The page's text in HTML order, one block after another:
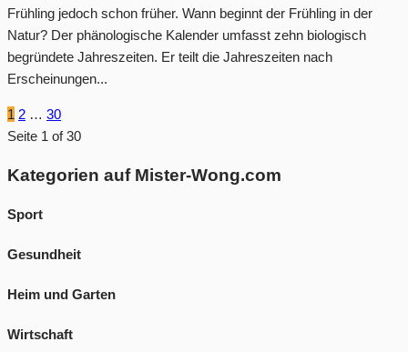
Frühling jedoch schon früher. Wann beginnt der Frühling in der
Natur? Der phänologische Kalender umfasst zehn biologisch
begründete Jahreszeiten. Er teilt die Jahreszeiten nach
Erscheinungen...
1 2 … 30
Seite 1 of 30
Kategorien auf Mister-Wong.com
Sport
Gesundheit
Heim und Garten
Wirtschaft